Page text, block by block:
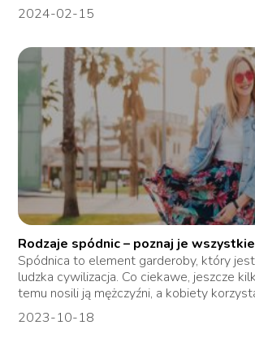
2024-02-15
Rodzaje spódnic – poznaj je wszystkie
Spódnica to element garderoby, który
ludzka cywilizacja. Co ciekawe, jeszcze
temu nosili ją mężczyźni, a kobiety
2023-10-18